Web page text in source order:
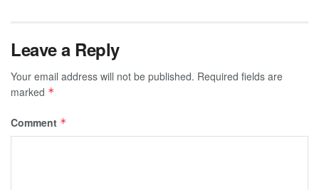
Leave a Reply
Your email address will not be published. Required fields are
marked *
Comment *